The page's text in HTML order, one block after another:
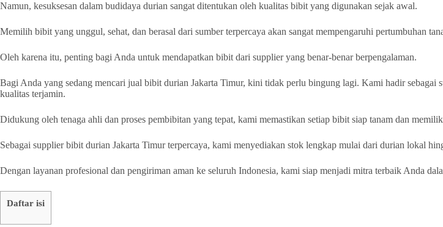
Namun, kesuksesan dalam budidaya durian sangat ditentukan oleh kualitas bibit yang digunakan sejak awal.
Memilih bibit yang unggul, sehat, dan berasal dari sumber terpercaya akan sangat mempengaruhi pertumbuhan
Oleh karena itu, penting bagi Anda untuk mendapatkan bibit dari supplier yang benar-benar berpengalaman.
Bagi Anda yang sedang mencari jual bibit durian Jakarta Timur, kini tidak perlu bingung lagi. Kami hadir
kualitas terjamin.
Didukung oleh tenaga ahli dan proses pembibitan yang tepat, kami memastikan setiap bibit siap tanam dan
Sebagai supplier bibit durian Jakarta Timur terpercaya, kami menyediakan stok lengkap mulai dari durian lokal
Dengan layanan profesional dan pengiriman aman ke seluruh Indonesia, kami siap menjadi mitra terbaik Anda
Daftar isi